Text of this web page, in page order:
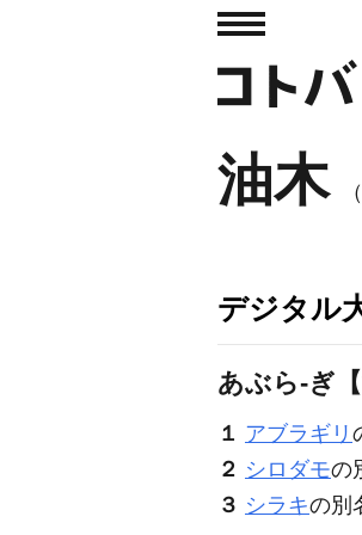
油木
デジタル
あぶら‐ぎ【
１ アブラギリ
２ シロダモの
３ シラキの別